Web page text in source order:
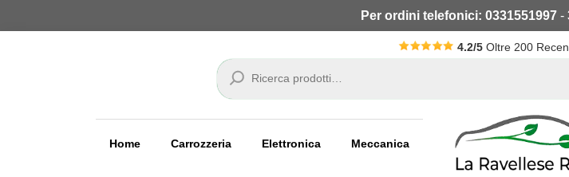
Per ordini telefonici: 0331551997 -
4.2/5 Oltre 200
Cerca
Home Carrozzeria Elettronica Meccanica